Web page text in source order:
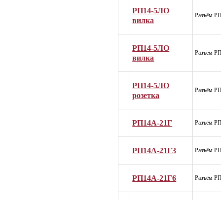
РП14-5ЛО
вилка
Разъём
РП14-5ЛО
вилка
Разъём
РП14-5ЛО
розетка
Разъём
РП14А-21Г Разъём
РП14А-21Г3 Разъём
РП14А-21Г6 Разъём